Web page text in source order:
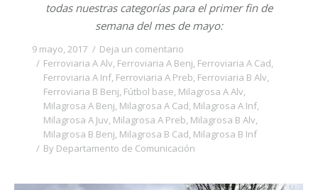
todas nuestras categorías para el primer fin de
semana del mes de mayo:
9 mayo, 2017
Deja un comentario
Ferroviaria A Alv, Ferroviaria A Benj, Ferroviaria A Cad,
Ferroviaria A Inf, Ferroviaria A Preb, Ferroviaria B Alv,
Ferroviaria B Benj, Fútbol base, Milagrosa A Alv,
Milagrosa A Benj, Milagrosa A Cad, Milagrosa A Inf,
Milagrosa A Juv, Milagrosa A Preb, Milagrosa B Alv,
Milagrosa B Benj, Milagrosa B Cad, Milagrosa B Inf
By Departamento de Comunicación